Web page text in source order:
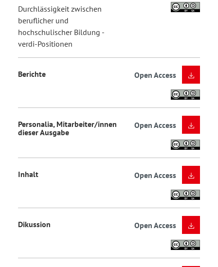
Durchlässigkeit zwischen
beruflicher und
hochschulischer Bildung -
verdi-Positionen
Berichte Open Access
Personalia, Mitarbeiter/innen
dieser Ausgabe
Open Access
Inhalt Open Access
Dikussion Open Access